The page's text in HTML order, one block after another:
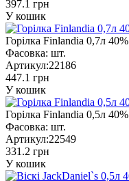
397.1 грн
У кошик
Горілка Finlandia 0,7л 40%
Фасовка: шт.
Артикул:22186
447.1 грн
У кошик
Горілка Finlandia 0,5л 40%
Фасовка: шт.
Артикул:22549
331.2 грн
У кошик